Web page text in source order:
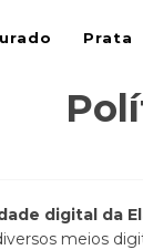
Prata
digital da
meios